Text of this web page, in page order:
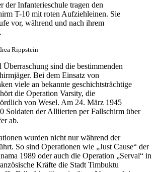
der Infanterieschule tragen den
T-10 mit roten Aufziehleinen. Sie
vor, während und nach ihrem
Rippstein
Überraschung sind die bestimmenden
Bei dem Einsatz von
viele an bekannte geschichtsträchtige
die Operation Varsity, die
von Wesel. Am 24. März 1945
Soldaten der Alliierten per Fallschirm über
ab.
wurden nicht nur während der
So sind Operationen wie „Just Cause“ der
1989 oder auch die Operation „Serval“ in
Kräfte die Stadt Timbuktu